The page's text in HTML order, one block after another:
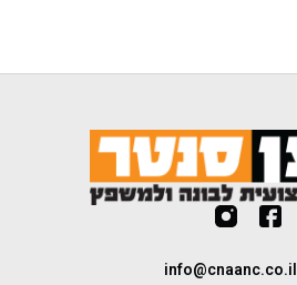
info@cnaanc.co.il